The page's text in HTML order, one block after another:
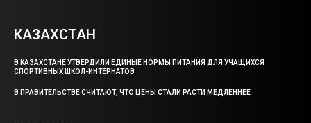
КАЗАХСТАН
В КАЗАХСТАНЕ УТВЕРДИЛИ ЕДИНЫЕ НОРМЫ ПИТАНИЯ ДЛЯ УЧАЩИХСЯ
СПОРТИВНЫХ ШКОЛ-ИНТЕРНАТОВ
В ПРАВИТЕЛЬСТВЕ СЧИТАЮТ, ЧТО ЦЕНЫ СТАЛИ РАСТИ МЕДЛЕННЕЕ